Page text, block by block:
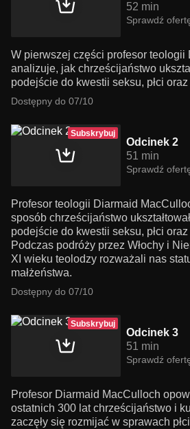
52 min
Sprawdź
W pierwszej części profesor teologii
analizuje, jak chrześcijaństwo
podejście do kwestii seksu, płci
Dostępny do 07/10
Subskrybuj
Odcinek 2
51 min
Sprawdź
Profesor teologii Diarmaid
sposób chrześcijaństwo
podejście do kwestii seksu, płci
Podczas podróży przez Włochy i
XI wieku teolodzy rozważali nas
małżeństwa.
Dostępny do 07/10
Subskrybuj
Odcinek 3
51 min
Sprawdź
Profesor Diarmaid MacCulloch
ostatnich 300 lat chrześcijaństwo i
zaczęły się rozmijać w sprawach